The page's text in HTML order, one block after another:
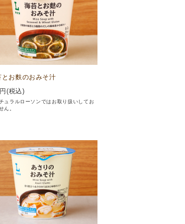
とお麩のおみそ汁
円(税込)
ュラルローソンではお取り扱いしてお
ん。